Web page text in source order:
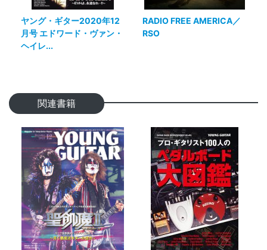
ヤング・ギター2020年12
月号 エドワード・ヴァン・
ヘイレ...
RADIO FREE AMERICA／
RSO
関連書籍